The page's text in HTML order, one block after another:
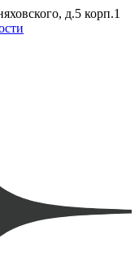
д.5 корп.1